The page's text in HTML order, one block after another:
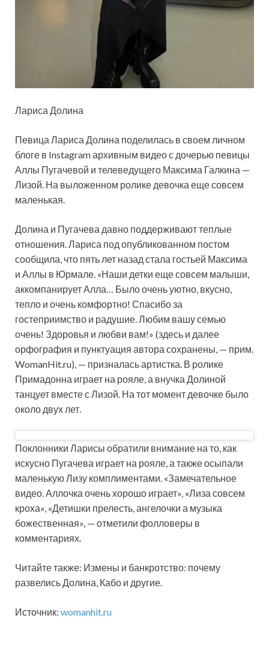
Лариса Долина
Певица Лариса Долина поделилась в своем личном
блоге в Instagram архивным видео с дочерью певицы
Аллы Пугачевой и телеведущего Максима Галкина —
Лизой. На выложенном ролике девочка ещесовсем
маленькая.
Долина и Пугачева давно поддерживают теплые
отношения. Лариса под опубликованном постом
сообщила, что пять лет назад стала гостьей Максима
и Аллы в Юрмале. «Наши детки еще совсем малыши,
аккомпанирует Алла… Было очень уютно, вкусно,
тепло и очень комфортно! Спасибо за
гостеприимство и радушие. Любим вашу семью
очень! Здоровья и любви вам!» (здесь и далее
орфография и пунктуация автора сохранены, — прим.
WomanHit.ru), — призналась артистка. В ролике
Примадонна играет на рояле, а внучка Долиной
танцует вместе с Лизой. На тот момент девочке было
около двух лет.
Поклонники Ларисы обратили внимание на то, как
искусно Пугачева играет на рояле, а также осыпали
маленькую Лизу комплиментами. «Замечательное
видео. Аллочка очень хорошо играет», «Лиза совсем
кроха», «Детишки прелесть, ангелочки а музыка
божественная», — отметили фолловеры в
комментариях.
Читайте также: Измены и банкротство: почему
развелись Долина, Кабо и другие.
Источник: womanhit.ru